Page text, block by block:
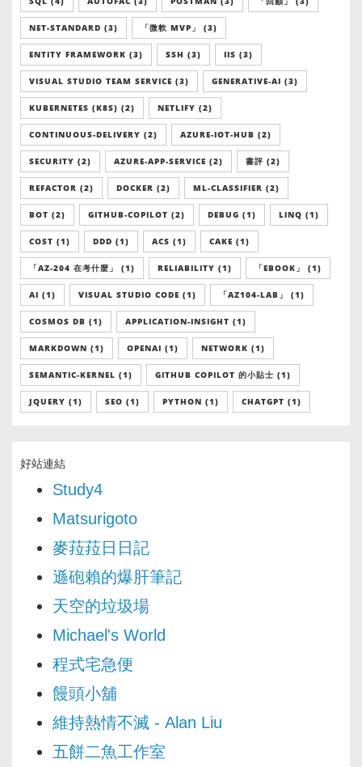
NET-STANDARD (3) 「微軟 MVP」 (3)
ENTITY FRAMEWORK (3) SSH (3) IIS (3)
VISUAL STUDIO TEAM SERVICE (3) GENERATIVE-AI (3)
KUBERNETES (K8S) (2) NETLIFY (2)
CONTINUOUS-DELIVERY (2) AZURE-IOT-HUB (2)
SECURITY (2) AZURE-APP-SERVICE (2) 書評 (2)
REFACTOR (2) DOCKER (2) ML-CLASSIFIER (2)
BOT (2) GITHUB-COPILOT (2) DEBUG (1) LINQ (1)
COST (1) DDD (1) ACS (1) CAKE (1)
「AZ-204 在考什麼」 (1) RELIABILITY (1) 「EBOOK」 (1)
AI (1) VISUAL STUDIO CODE (1) 「AZ104-LAB」 (1)
COSMOS DB (1) APPLICATION-INSIGHT (1)
MARKDOWN (1) OPENAI (1) NETWORK (1)
SEMANTIC-KERNEL (1) GITHUB COPILOT 的小貼士 (1)
JQUERY (1) SEO (1) PYTHON (1) CHATGPT (1)
好站連結
Study4
Matsurigoto
麥菈菈日日記
遜砲賴的爆肝筆記
天空的垃圾場
Michael's World
程式宅急便
饅頭小舖
維持熱情不滅 - Alan Liu
五餅二魚工作室